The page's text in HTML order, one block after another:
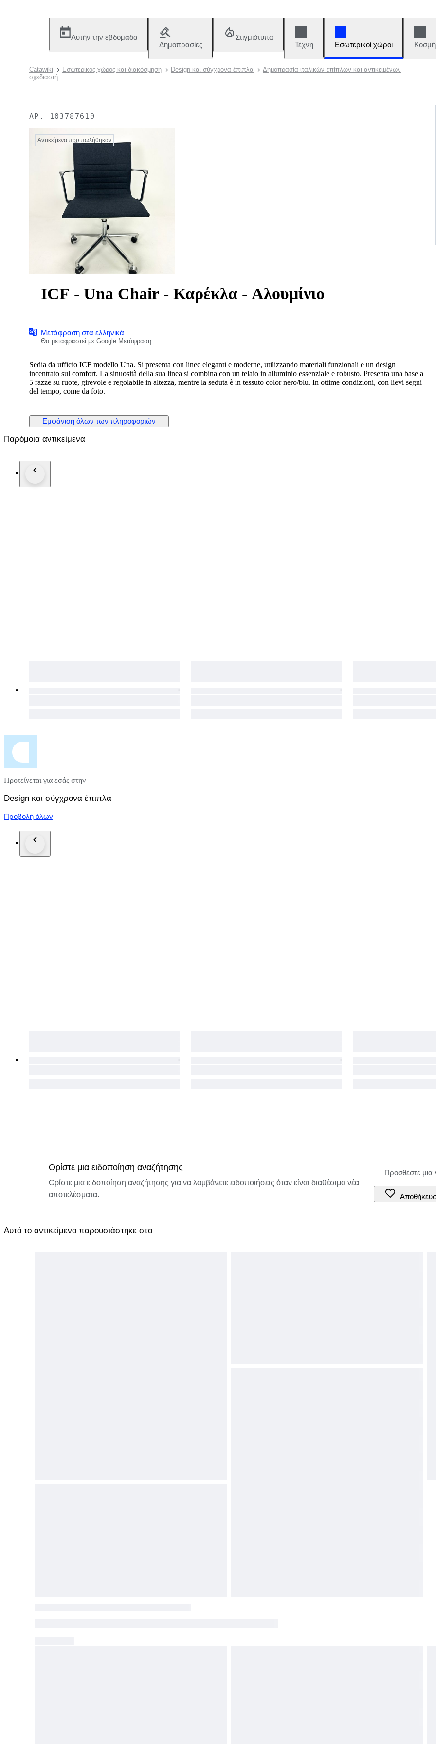
Αυτήν την εβδομάδα
Δημοπρασίες
Στιγμιότυπα
Τέχνη
Εσωτερικοί χώροι
Catawiki Εσωτερικός χώρος και διακόσμηση Design και σύγχρονα έπιπλα
Δημοπρασία ιταλικών επίπλων και αντικειμένων
σχεδιαστή
ΑΡ. 103787610
Αντικείμενα που πωλήθηκαν
ICF - Una Chair - Καρέκλα - Αλουμίνιο
Μετάφραση στα ελληνικά
Θα μεταφραστεί με Google Μετάφραση
Sedia da ufficio ICF modello Una. Si presenta con linee eleganti e moderne, utilizzando materiali funzionali e un design
incentrato sul comfort. La sinuosità della sua linea si combina con un telaio in alluminio essenziale e robusto. Presenta una base a
5 razze su ruote, girevole e regolabile in altezza, mentre la seduta è in tessuto color nero/blu. In ottime condizioni, con lievi segni
del tempo, come da foto.
Εμφάνιση όλων των πληροφοριών
Παρόμοια αντικείμενα
Προτείνεται για εσάς στην
Design και σύγχρονα έπιπλα
Προβολή όλων
Ορίστε μια ειδοποίηση αναζήτησης
Ορίστε μια ειδοποίηση αναζήτησης για να λαμβάνετε ειδοποιήσεις όταν είναι διαθέσιμα νέα
αποτελέσματα.
Αυτό το αντικείμενο παρουσιάστηκε στο